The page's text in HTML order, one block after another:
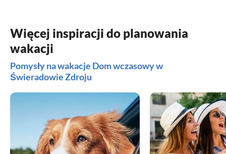
Więcej inspiracji do planowania
wakacji
Pomysły na wakacje Dom wczasowy w
Świeradowie Zdroju